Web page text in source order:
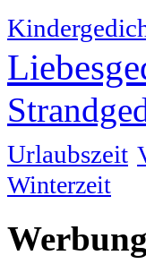
Urlaubszeit
Winterzeit
Werbung